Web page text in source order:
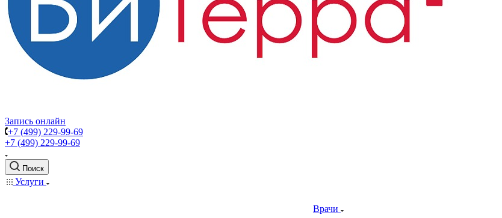
Запись онлайн
+7 (499) 229-99-69
+7 (499) 229-99-69
Поиск
Услуги
Врачи